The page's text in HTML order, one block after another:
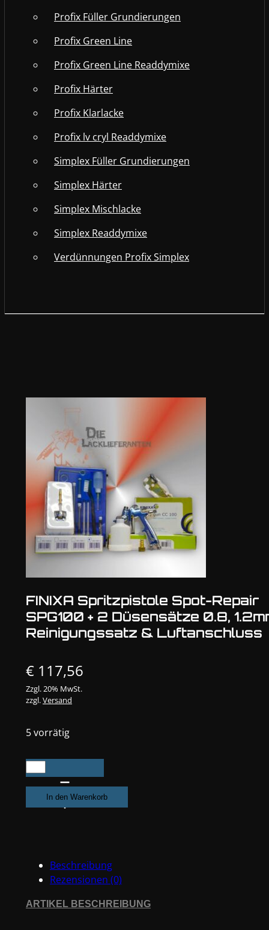
Profix Füller Grundierungen
Profix Green Line
Profix Green Line Readdymixe
Profix Härter
Profix Klarlacke
Profix lv cryl Readdymixe
Simplex Füller Grundierungen
Simplex Härter
Simplex Mischlacke
Simplex Readdymixe
Verdünnungen Profix Simplex
FINIXA Spritzpistole Spot-Repair
SPG100 + 2 Düsensätze 0.8,
Reinigungssatz & Luftanschluss
€ 117,56
Zzgl. 20% MwSt.
zzgl.Versand
5 vorrätig
FINIXA
Spritzpistole
Spot-
Repair
Düsensätze
0.8,
Reinigungssatz
In den Warenkorb
Beschreibung
Rezensionen (0)
ARTIKEL BESCHREIBUNG